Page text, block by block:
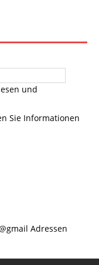
und
Sie Informationen
Adressen